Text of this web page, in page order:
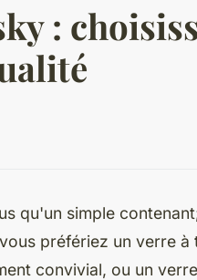
:
qu'un simple
préfériez un verre
convivial, ou un